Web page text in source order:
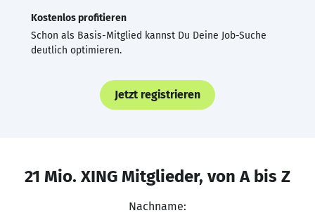
Kostenlos profitieren
Schon als Basis-Mitglied kannst Du Deine Job-Suche
deutlich optimieren.
Jetzt registrieren
21 Mio. XING Mitglieder, von A bis Z
Nachname: